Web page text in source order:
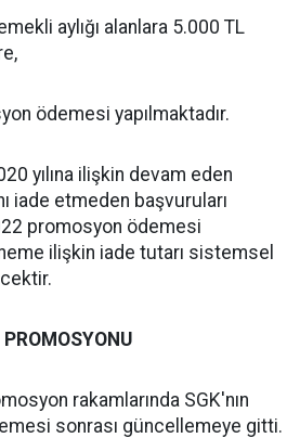
aylığı alanlara 5.000 TL
ödemesi yapılmaktadır.
yılına ilişkin devam eden
iade etmeden başvuruları
promosyon ödemesi
ilişkin iade tutarı sistemsel
rakamlarında SGK'nın
sonrası güncellemeye gitti.